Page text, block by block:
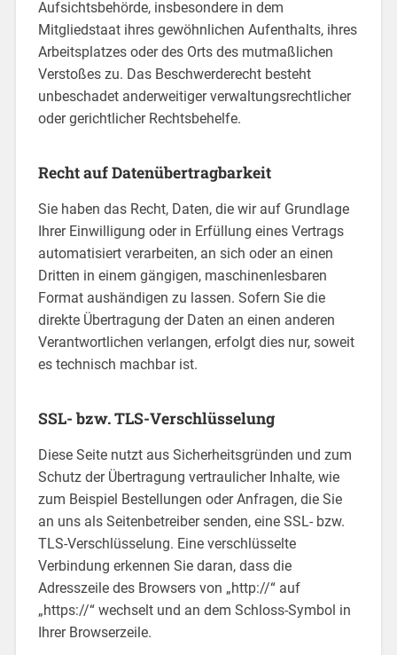
Aufsichtsbehörde, insbesondere in dem
Mitgliedstaat ihres gewöhnlichen Aufenthalts, ihres
Arbeitsplatzes oder des Orts des mutmaßlichen
Verstoßes zu. Das Beschwerderecht besteht
unbeschadet anderweitiger verwaltungsrechtlicher
oder gerichtlicher Rechtsbehelfe.
Recht auf Datenübertragbarkeit
Sie haben das Recht, Daten, die wir auf Grundlage
Ihrer Einwilligung oder in Erfüllung eines Vertrags
automatisiert verarbeiten, an sich oder an einen
Dritten in einem gängigen, maschinenlesbaren
Format aushändigen zu lassen. Sofern Sie die
direkte Übertragung der Daten an einen anderen
Verantwortlichen verlangen, erfolgt dies nur, soweit
es technisch machbar ist.
SSL- bzw. TLS-Verschlüsselung
Diese Seite nutzt aus Sicherheitsgründen und zum
Schutz der Übertragung vertraulicher Inhalte, wie
zum Beispiel Bestellungen oder Anfragen, die Sie
an uns als Seitenbetreiber senden, eine SSL- bzw.
TLS-Verschlüsselung. Eine verschlüsselte
Verbindung erkennen Sie daran, dass die
Adresszeile des Browsers von „http://“ auf
„https://“ wechselt und an dem Schloss-Symbol in
Ihrer Browserzeile.